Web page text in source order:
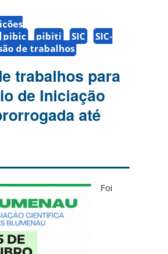
pibic pibiti SIC
SIC-
de trabalhos
trabalhos para
de Iniciação
até
Foi